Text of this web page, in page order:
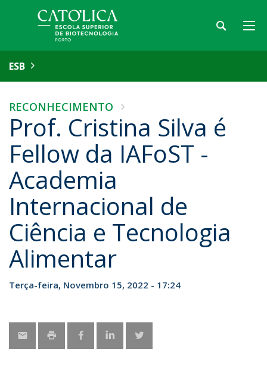
ESB
RECONHECIMENTO
Prof. Cristina Silva é
Fellow da IAFoST -
Academia
Internacional de
Ciência e Tecnologia
Alimentar
Terça-feira, Novembro 15, 2022 - 17:24